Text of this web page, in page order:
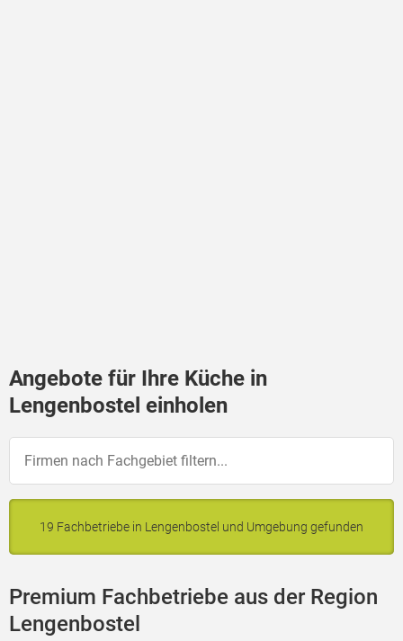
Angebote für Ihre Küche in
Lengenbostel einholen
19 Fachbetriebe in Lengenbostel und Umgebung gefunden
Premium Fachbetriebe aus der Region
Lengenbostel